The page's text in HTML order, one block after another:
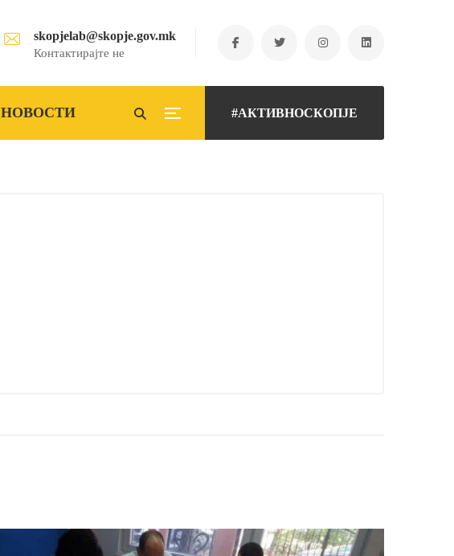
skopjelab@skopje.gov.mk
Контактирајте не
#АКТИВНОСКОПЈЕ
НОВОСТИ